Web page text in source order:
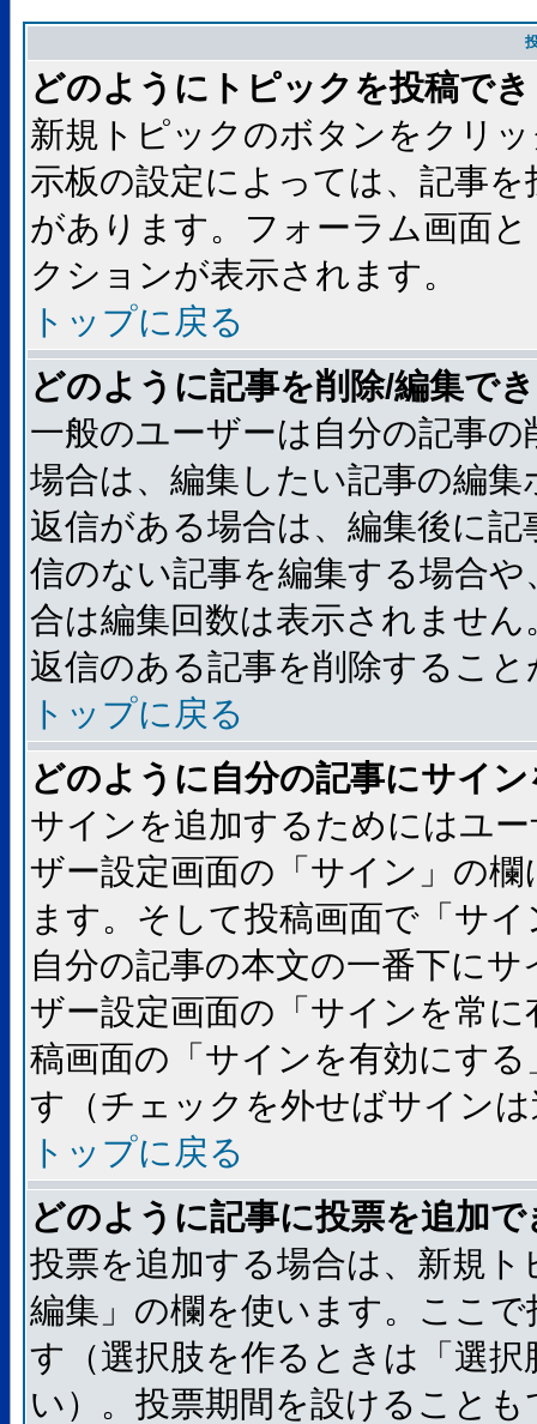
どのようにトピックを投稿で
新規トピックのボタンをクリ
示板の設定によっては、記事
があります。フォーラム画面
クションが表示されます。
トップに戻る
どのように記事を削除/編集で
一般のユーザーは自分の記事
場合は、編集したい記事の編
返信がある場合は、編集後に
信のない記事を編集する場合
合は編集回数は表示されませ
返信のある記事を削除するこ
トップに戻る
どのように自分の記事にサイ
サインを追加するためにはユ
ザー設定画面の「サイン」の
ます。そして投稿画面で「サ
自分の記事の本文の一番下に
ザー設定画面の「サインを常
稿画面の「サインを有効にす
す（チェックを外せばサイン
トップに戻る
どのように記事に投票を追加
投票を追加する場合は、新規
編集」の欄を使います。ここ
す（選択肢を作るときは「選
い）。投票期間を設けること